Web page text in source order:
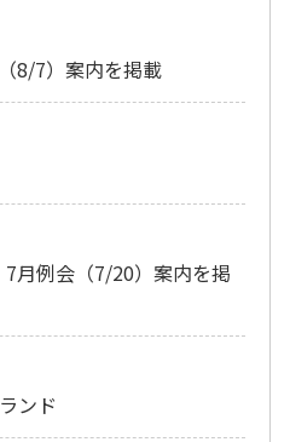
8/7）案内を掲載
月例会（7/20）案内を掲
ンド